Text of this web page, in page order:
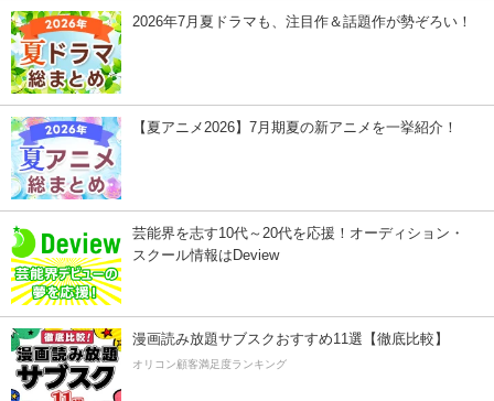
2026年7月夏ドラマも、注目作＆話題作が勢ぞろい！
【夏アニメ2026】7月期夏の新アニメを一挙紹介！
芸能界を志す10代～20代を応援！オーディション・
スクール情報はDeview
漫画読み放題サブスクおすすめ11選【徹底比較】
オリコン顧客満足度ランキング